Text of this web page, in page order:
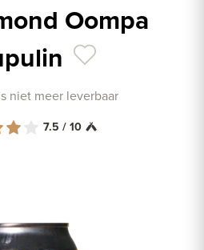
Oompa
niet meer leverbaar
7.5 / 10